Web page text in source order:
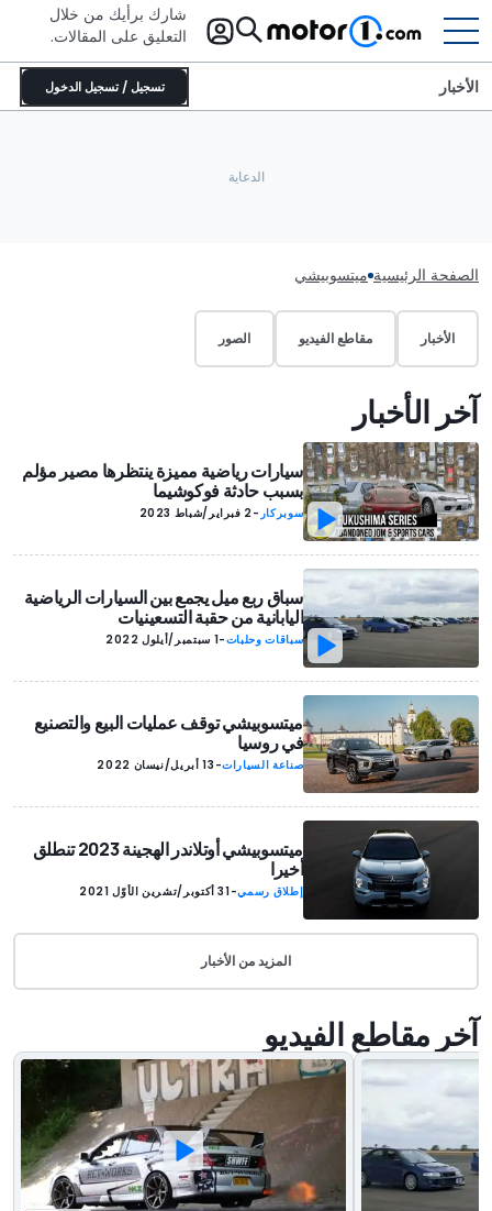
شارك برأيك من خلال
التعليق على المقالات.
تسجيل / تسجيل الدخول الأخبار
الصفحة الرئيسية ميتسوبيشي
الأخبار مقاطع الفيديو الصور
آخر الأخبار
سيارات رياضية مميزة ينتظرها مصير مؤلم
بسبب حادثة فوكوشيما
سوبركار -2 فبراير/شباط 2023
سباق ربع ميل يجمع بين السيارات الرياضية
اليابانية من حقبة التسعينيات
سباقات وحلبات-1 سبتمبر/أيلول 2022
ميتسوبيشي توقف عمليات البيع والتصنيع
في روسيا
صناعة السيارات- 13 أبريل/نيسان 2022
ميتسوبيشي أوتلاندر الهجينة 2023 تنطلق
أخيرا
إطلاق رسمي-31 أكتوبر/تشرين الأوّل 2021
المزيد من الأخبار
آخر مقاطع الفيديو